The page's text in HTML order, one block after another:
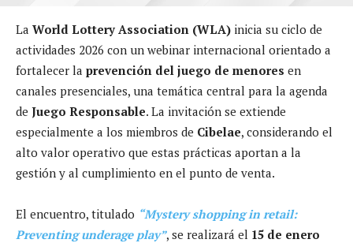
La World Lottery Association (WLA) inicia su ciclo de
actividades 2026 con un webinar internacional orientado a
fortalecer la prevención del juego de menores en
canales presenciales, una temática central para la agenda
de Juego Responsable. La invitación se extiende
especialmente a los miembros de Cibelae, considerando el
alto valor operativo que estas prácticas aportan a la
gestión y al cumplimiento en el punto de venta.
El encuentro, titulado “Mystery shopping in retail:
Preventing underage play”, se realizará el 15 de enero